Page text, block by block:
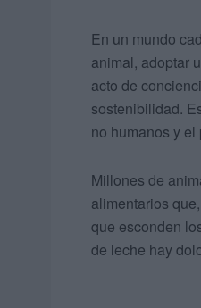
En un mundo
animal, adoptar
acto de
sostenibilidad.
no humanos y
Millones de
alimentarios
que esconden
de leche hay